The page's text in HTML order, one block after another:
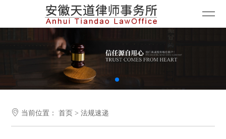
 当前位置：首页 >法规速递